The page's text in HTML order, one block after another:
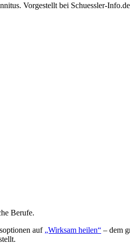
Vorgestellt bei Schuessler-
Berufe.
auf „Wirksam heilen“ – dem